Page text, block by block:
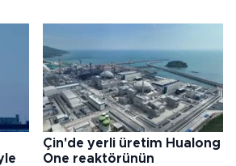
Çin'de yerli üretim Hualong
One reaktörünün